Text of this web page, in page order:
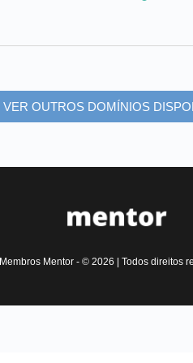
VER OUTROS DOMÍNIOS
Membros Mentor - © 2026 | Todos direitos